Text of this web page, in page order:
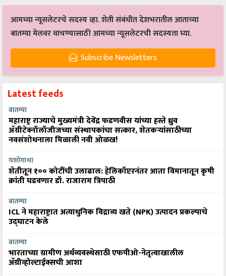
आमच्या न्यूसलेटरचे सदस्य व्हा. शेती संबंधीत देशभरातील आताच्या
बातम्या मेलवर वाचण्यासाठी आमच्या न्यूसलेटरची सदस्यता घ्या.
Subscribe Newsletters
बातम्या
महाराष्ट्र राज्याचे मुख्यमंत्री देवेंद्र फडणवीस यांच्या हस्ते ध्रुव
ॲग्रीटेक्नॉलॉजीजच्या संस्थापकांचा सत्कार, शेतकऱ्यांसाठीच्या
नवसंशोधनाला मिळाली नवी ओळख!
शेतीतून १०० कोटींची उलाढाल: हेलिकॉप्टरनंतर आता विमानातून कृषी
क्रांती घडवणार डॉ. राजाराम त्रिपाठी
ICL ने महाराष्ट्रात अत्याधुनिक विद्राव्य खते (NPK) उत्पादन प्रकल्पाचे
उद्घाटन केले
भारताच्या ग्रामीण अर्थव्यवस्थेसाठी एफपीओ-नेतृत्वाखालील
अ‍ॅग्रीव्होल्टाईक्सची आशा